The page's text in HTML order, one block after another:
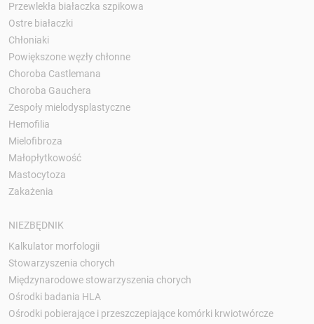
Przewlekła białaczka szpikowa
Ostre białaczki
Chłoniaki
Powiększone węzły chłonne
Choroba Castlemana
Choroba Gauchera
Zespoły mielodysplastyczne
Hemofilia
Mielofibroza
Małopłytkowość
Mastocytoza
Zakażenia
NIEZBĘDNIK
Kalkulator morfologii
Stowarzyszenia chorych
Międzynarodowe stowarzyszenia chorych
Ośrodki badania HLA
Ośrodki pobierające i przeszczepiające komórki krwiotwórcze